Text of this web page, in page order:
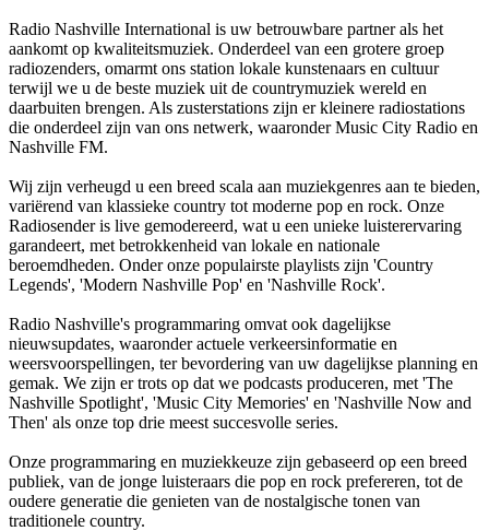
Radio Nashville International is uw betrouwbare partner als het
aankomt op kwaliteitsmuziek. Onderdeel van een grotere groep
radiozenders, omarmt ons station lokale kunstenaars en cultuur
terwijl we u de beste muziek uit de countrymuziek wereld en
daarbuiten brengen. Als zusterstations zijn er kleinere radiostations
die onderdeel zijn van ons netwerk, waaronder Music City Radio en
Nashville FM.
Wij zijn verheugd u een breed scala aan muziekgenres aan te bieden,
variërend van klassieke country tot moderne pop en rock. Onze
Radiosender is live gemodereerd, wat u een unieke luisterervaring
garandeert, met betrokkenheid van lokale en nationale
beroemdheden. Onder onze populairste playlists zijn 'Country
Legends', 'Modern Nashville Pop' en 'Nashville Rock'.
Radio Nashville's programmaring omvat ook dagelijkse
nieuwsupdates, waaronder actuele verkeersinformatie en
weersvoorspellingen, ter bevordering van uw dagelijkse planning en
gemak. We zijn er trots op dat we podcasts produceren, met 'The
Nashville Spotlight', 'Music City Memories' en 'Nashville Now and
Then' als onze top drie meest succesvolle series.
Onze programmaring en muziekkeuze zijn gebaseerd op een breed
publiek, van de jonge luisteraars die pop en rock prefereren, tot de
oudere generatie die genieten van de nostalgische tonen van
traditionele country.